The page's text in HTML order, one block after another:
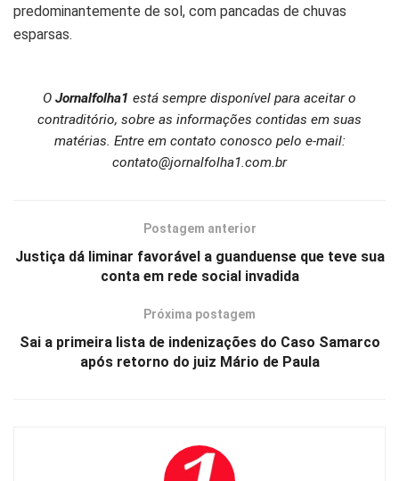
predominantemente de sol, com pancadas de chuvas
esparsas.
O Jornalfolha1 está sempre disponível para aceitar o
contraditório, sobre as informações contidas em suas
matérias. Entre em contato conosco pelo e-mail:
contato@jornalfolha1.com.br
Postagem anterior
Justiça dá liminar favorável a guanduense que teve sua
conta em rede social invadida
Próxima postagem
Sai a primeira lista de indenizações do Caso Samarco
após retorno do juiz Mário de Paula